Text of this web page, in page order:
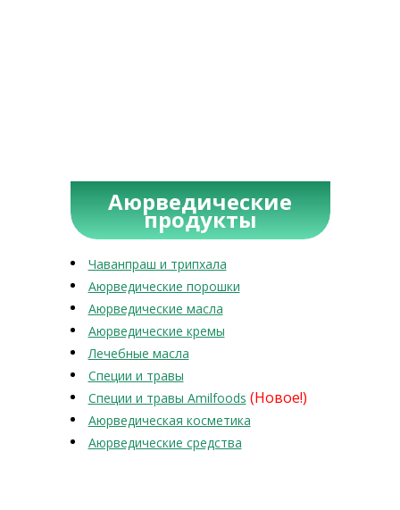
Аюрведические
продукты
Чаванпраш и трипхала
Аюрведические порошки
Аюрведические масла
Аюрведические кремы
Лечебные масла
Специи и травы
Специи и травы Amilfoods (Новое!)
Аюрведическая косметика
Аюрведические средства